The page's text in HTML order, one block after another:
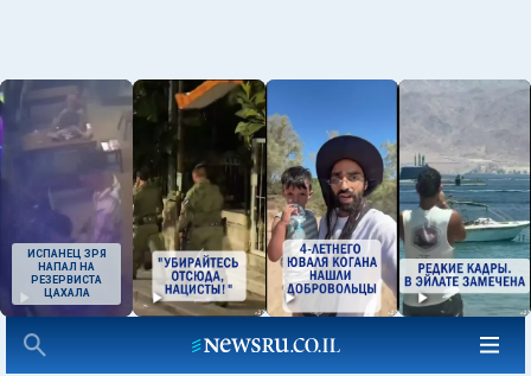
ИСПАНЕЦ ЗРЯ
НАПАЛ НА
РЕЗЕРВИСТА
ЦАХАЛА